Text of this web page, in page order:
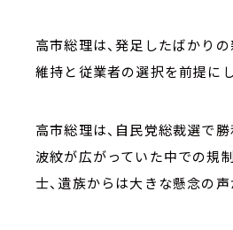
高市総理は、発足したばかり
維持と従業者の選択を前提に
高市総理は、自民党総裁選で
波紋が広がっていた中での規
士、遺族からは大きな懸念の声